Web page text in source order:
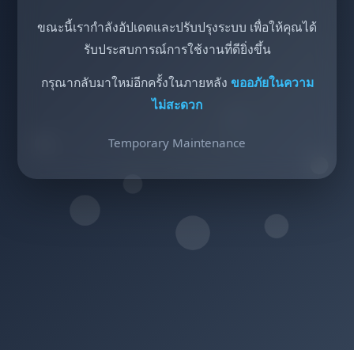
ขณะนี้เรากำลังอัปเดตและปรับปรุงระบบ เพื่อให้คุณได้
รับประสบการณ์การใช้งานที่ดียิ่งขึ้น
กรุณากลับมาใหม่อีกครั้งในภายหลัง ขออภัยในความ
ไม่สะดวก
Temporary Maintenance